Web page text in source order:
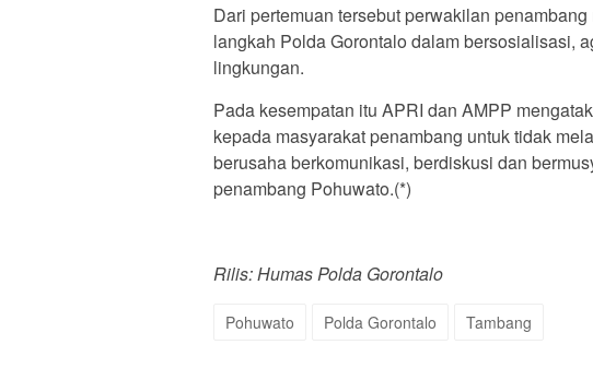
Dari pertemuan tersebut perwakilan
langkah Polda Gorontalo dalam bersosialisasi,
lingkungan.
Pada kesempatan itu APRI dan AMPP
kepada masyarakat penambang untuk tidak
berusaha berkomunikasi, berdiskusi dan
penambang Pohuwato.(*)
Rilis: Humas Polda Gorontalo
Pohuwato Polda Gorontalo Tambang